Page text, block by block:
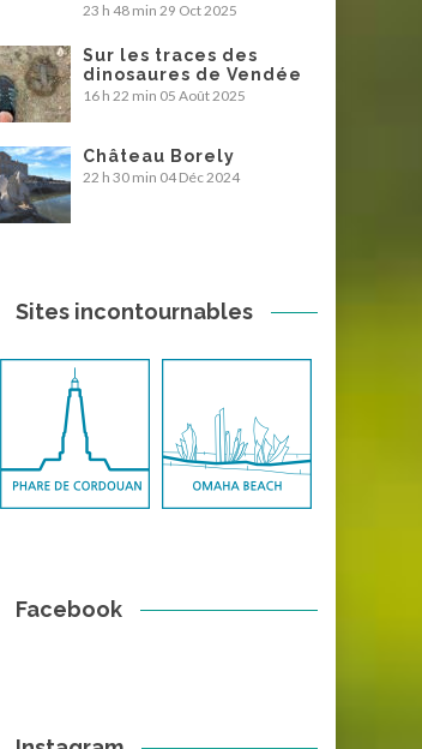
23 h 48 min 29 Oct 2025
Sur les traces des
dinosaures de Vendée
16 h 22 min 05 Août 2025
Château Borely
22 h 30 min 04 Déc 2024
Sites incontournables
Facebook